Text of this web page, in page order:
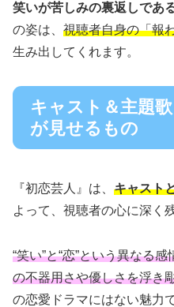
笑いが苦しみの裏返しであ
の姿は、 視聴者自身の「報
生み出してくれます。
キャスト＆主題
が見せるもの
『初恋芸人』は、 キャスト
よって、視聴者の心に深く
“笑い”と“恋”という異なる
の不器用さや優しさを浮き
の恋愛ドラマにはない魅力で